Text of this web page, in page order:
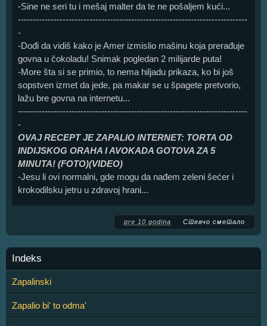
-Sine ne seri tu i mešaj malter da te ne pošaljem kući...
-----------------------------------------------------------------------------
-
-Dođi da vidiš kako je Amer izmislio mašinu koja prerađuje
govna u čokoladu! Snimak pogledan 2 milijarde puta!
-More šta si se primio, to nema hiljadu prikaza, ko bi još
sopstven izmet da jede, pa makar se u špagete pretvorio,
lažu bre govna na internetu...
-----------------------------------------------------------------------------
-
OVAJ RECEPT JE ZAPALIO INTERNET: TORTA OD
INDIJSKOG ORAHA I AVOKADA GOTOVA ZA 5
MINUTA! (FOTO)(VIDEO)
-Jesu li ovi normalni, gde mogu da nađem zeleni šećer i
krokodilsku jetru u zdravoj hrani...
pre 10 godina Стевчо сметало
Indeks
Zapalinski
Zapalio bi' to odma'